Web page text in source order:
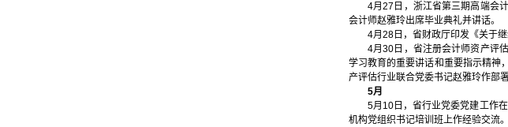
4月27日，浙江省第三期高端会
会计师赵雅玲出席毕业典礼并讲话。
4月28日，省财政厅印发《关于
4月30日，省注册会计师资产评
学习教育的重要讲话和重要指示精神
产评估行业联合党委书记赵雅玲作部署
5月
5月10日，省行业党委党建工作
机构党组织书记培训班上作经验交流。